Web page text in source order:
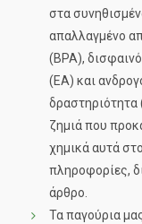
στα
απαλλαγμένο
(BPA),
(ΕΑ) και
δραστηριότητα
ζημιά που
χημικά αυτά
πληροφορίες,
άρθρο.
Τα παγούρια